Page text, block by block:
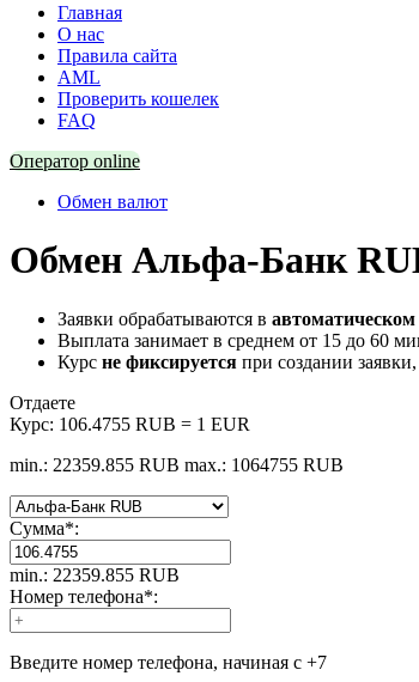
Главная
О нас
Правила сайта
AML
Проверить кошелек
FAQ
Оператор online
Обмен валют
Обмен Альфа-Банк
Заявки обрабатываются в
Выплата занимает в среднем от 15 до 60
Курс не фиксируется при создании
Отдаете
Курс: 106.4755 RUB = 1 EUR
min.: 22359.855 RUB max.: 1064755 RUB
Сумма*:
min.: 22359.855 RUB
Номер телефона*:
Введите номер телефона, начиная с +7